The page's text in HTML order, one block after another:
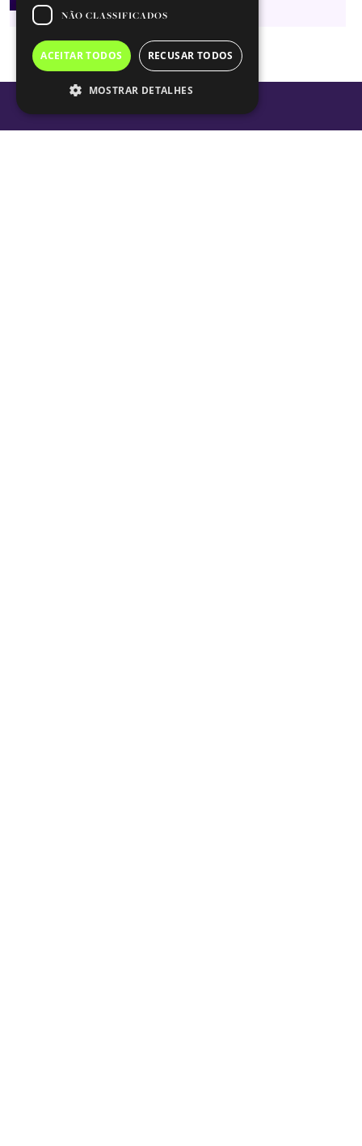
Descarregar o documento
NÃO CLASSIFICADOS
ACEITAR TODOS RECUSAR TODOS
MOSTRAR DETALHES